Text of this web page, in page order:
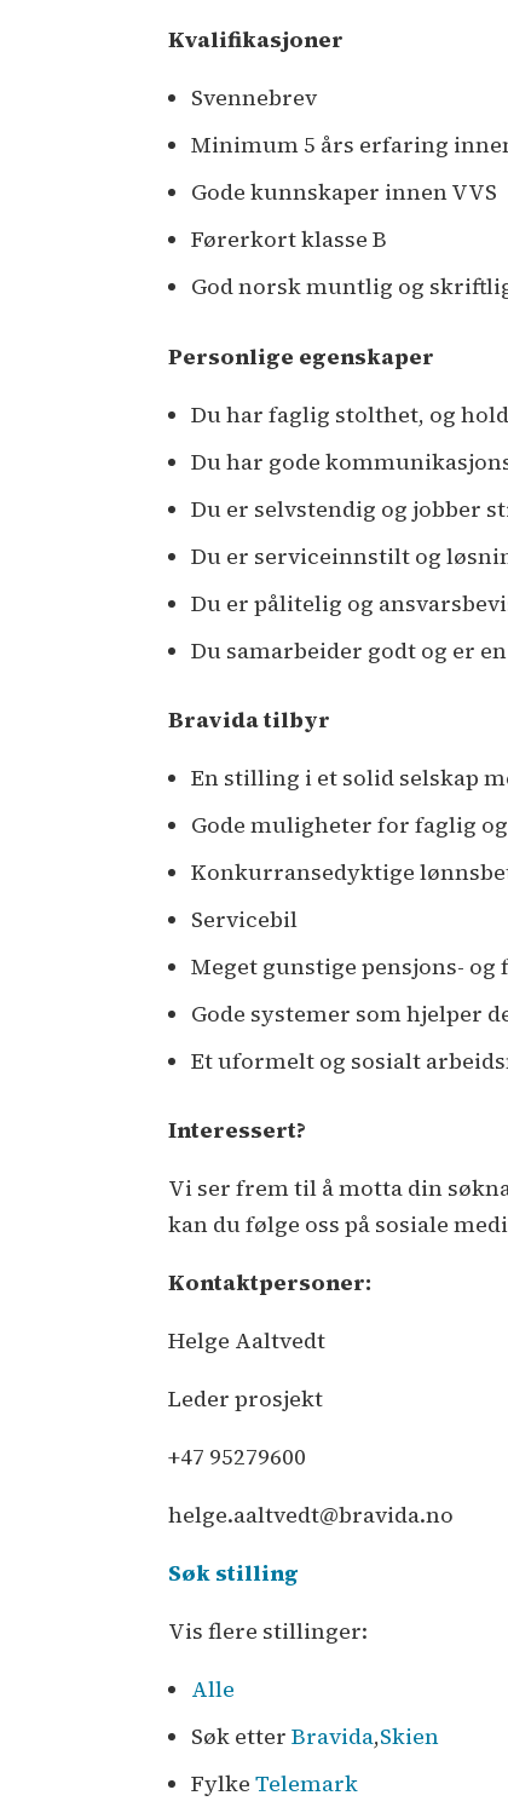
Kvalifikasjoner
Svennebrev
Minimum 5 års erfaring
Gode kunnskaper innen VVS
Førerkort klasse B
God norsk muntlig og
Personlige egenskaper
Du har faglig stolthet, og
Du har gode
Du er selvstendig og jobber
Du er serviceinnstilt og
Du er pålitelig og
Du samarbeider godt og er
Bravida tilbyr
En stilling i et solid selskap
Gode muligheter for faglig
Konkurransedyktige
Servicebil
Meget gunstige pensjons-
Gode systemer som hjelper
Et uformelt og sosialt
Interessert?
Vi ser frem til å motta din
kan du følge oss på sosiale
Kontaktpersoner:
Helge Aaltvedt
Leder prosjekt
+47 95279600
helge.aaltvedt@bravida.no
Søk stilling
Vis flere stillinger:
Alle
Søk etter Bravida,Skien
FylkeTelemark